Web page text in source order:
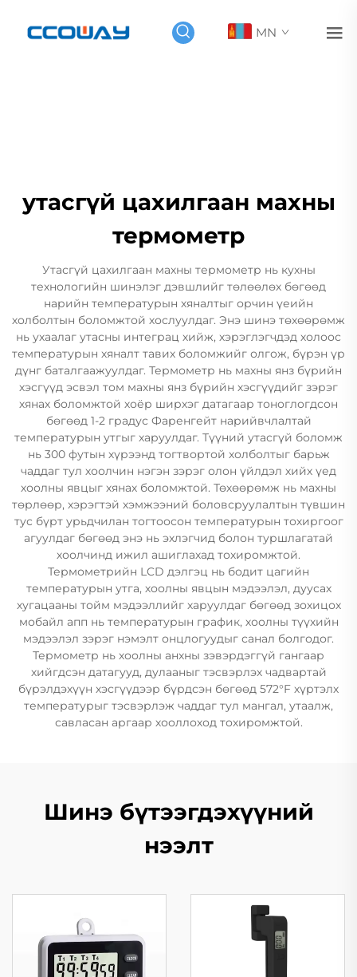
MN
утасгүй цахилгаан махны
термометр
Утасгүй цахилгаан махны термометр нь кухны
технологийн шинэлэг дэвшлийг төлөөлөх бөгөөд
нарийн температурын хяналтыг орчин үеийн
холболтын боломжтой хослуулдаг. Энэ шинэ төхөөрөмж
нь ухаалаг утасны интеграц хийж, хэрэглэгчдэд холоос
температурын хяналт тавих боломжийг олгож, бүрэн үр
дүнг баталгаажуулдаг. Термометр нь махны янз бүрийн
хэсгүүд эсвэл том махны янз бүрийн хэсгүүдийг зэрэг
хянах боломжтой хоёр ширхэг датагаар тоноглогдсон
бөгөөд 1-2 градус Фаренгейт нарийвчлалтай
температурын утгыг харуулдаг. Түүний утасгүй боломж
нь 300 футын хүрээнд тогтвортой холболтыг барьж
чаддаг тул хоолчин нэгэн зэрэг олон үйлдэл хийх үед
хоолны явцыг хянах боломжтой. Төхөөрөмж нь махны
төрлөөр, хэрэгтэй хэмжээний боловсруулалтын түвшин
тус бүрт урьдчилан тогтоосон температурын тохиргоог
агуулдаг бөгөөд энэ нь эхлэгчид болон туршлагатай
хоолчинд ижил ашиглахад тохиромжтой.
Термометрийн LCD дэлгэц нь бодит цагийн
температурын утга, хоолны явцын мэдээлэл, дуусах
хугацааны тойм мэдээллийг харуулдаг бөгөөд зохицох
мобайл апп нь температурын график, хоолны түүхийн
мэдээлэл зэрэг нэмэлт онцлогуудыг санал болгодог.
Термометр нь хоолны анхны зэвэрдэггүй гангаар
хийгдсэн датагууд, дулааныг тэсвэрлэх чадвартай
бүрэлдэхүүн хэсгүүдээр бүрдсэн бөгөөд 572°F хүртэлх
температурыг тэсвэрлэж чаддаг тул мангал, утаалж,
савласан аргаар хооллоход тохиромжтой.
Шинэ бүтээгдэхүүний
нээлт